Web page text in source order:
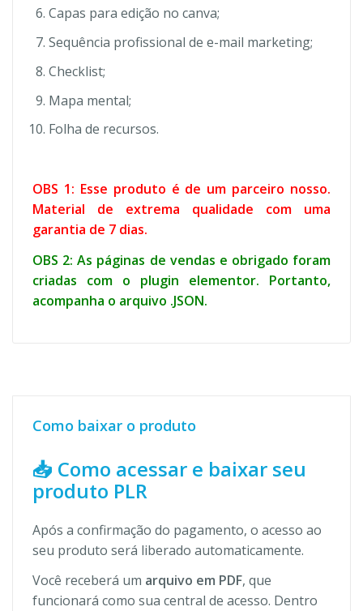
Capas para edição no canva;
Sequência profissional de e-mail marketing;
Checklist;
Mapa mental;
Folha de recursos.
OBS 1: Esse produto é de um parceiro nosso.
Material de extrema qualidade com uma
garantia de 7 dias.
OBS 2: As páginas de vendas e obrigado foram
criadas com o plugin elementor. Portanto,
acompanha o arquivo .JSON.
Como baixar o produto
📥 Como acessar e baixar seu
produto PLR
Após a confirmação do pagamento, o acesso ao
seu produto será liberado automaticamente.
Você receberá um arquivo em PDF, que
funcionará como sua central de acesso. Dentro